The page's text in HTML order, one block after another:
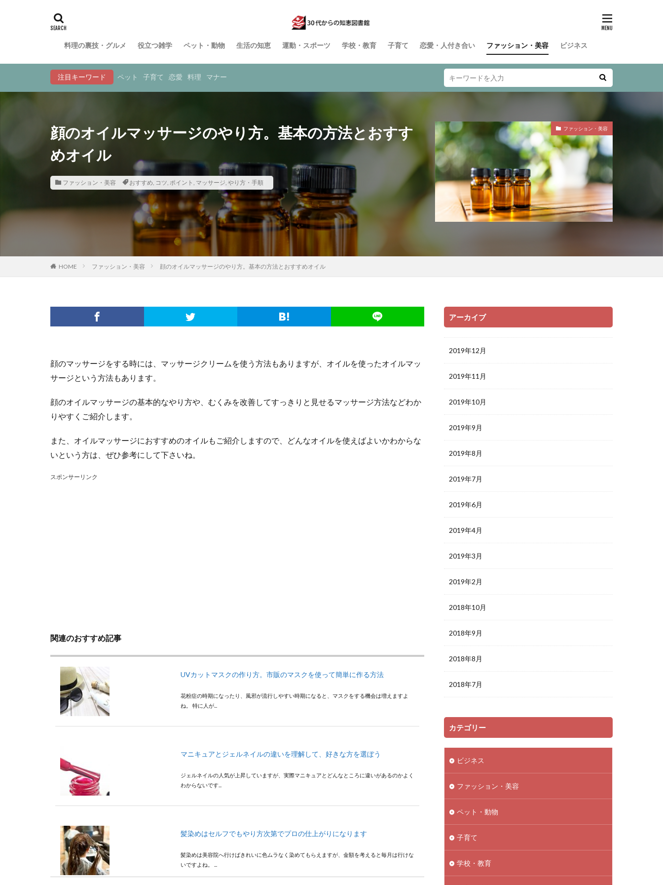
料理の裏技・グルメ 役立つ雑学 ペット・動物 生活の知恵 運動・スポーツ 学校・教育 子育て 恋愛・人付き合い ファッション・美容 ビジネス
注目キーワード ペット 子育て 恋愛 料理 マナー
顔のオイルマッサージのやり方。基本の方法とおすす
めオイル
ファッション・美容 おすすめ, コツ, ポイント , マッサージ, やり方・手順
ファッション・美容
HOME ファッション・美容 顔のオイルマッサージのやり方。基本の方法とおすすめオイル
顔のマッサージをする時には、マッサージクリームを使う方法もありますが、オイルを使ったオイルマッ
サージという方法もあります。
顔のオイルマッサージの基本的なやり方や、むくみを改善してすっきりと見せるマッサージ方法などわか
りやすくご紹介します。
また、オイルマッサージにおすすめのオイルもご紹介しますので、どんなオイルを使えばよいかわからな
いという方は、ぜひ参考にして下さいね。
スポンサーリンク
関連のおすすめ記事
UVカットマスクの作り方。市販のマスクを使って簡単に作る方法
花粉症の時期になったり、風邪が流行しやすい時期になると、マスクをする機会は増えますよ
ね。 特に人が...
マニキュアとジェルネイルの違いを理解して、好きな方を選ぼう
ジェルネイルの人気が上昇していますが、実際マニキュアとどんなところに違いがあるのかよく
わからないです...
髪染めはセルフでもやり方次第でプロの仕上がりになります
髪染めは美容院へ行けばきれいに色ムラなく染めてもらえますが、金額を考えると毎月は行けな
いですよね。 ...
アーカイブ
2019年12月
2019年11月
2019年10月
2019年9月
2019年8月
2019年7月
2019年6月
2019年4月
2019年3月
2019年2月
2018年10月
2018年9月
2018年8月
2018年7月
カテゴリー
ビジネス
ファッション・美容
ペット・動物
子育て
学校・教育